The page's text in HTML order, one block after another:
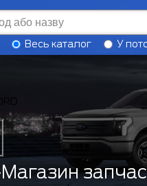
Весь каталог У